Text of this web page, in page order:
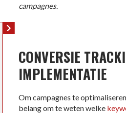
campagnes.
CONVERSIE
IMPLEMENTATIE
Om campagnes te
belang om te weten welke